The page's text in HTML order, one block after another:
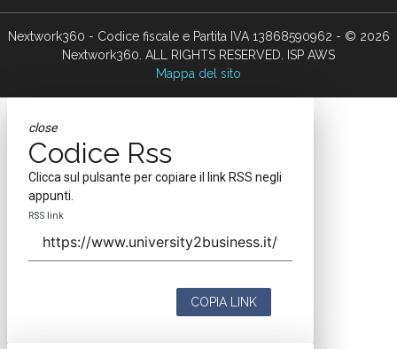
Nextwork360 - Codice fiscale e Partita IVA 13868590962 - © 2026
Nextwork360. ALL RIGHTS RESERVED. ISP AWS
Mappa del sito
close
Codice Rss
Clicca sul pulsante per copiare il link RSS negli
appunti.
RSS link
COPIA LINK